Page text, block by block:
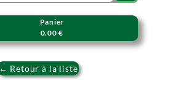
Panier
0.00 €
← Retour à la liste